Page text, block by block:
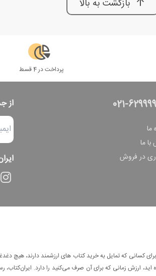
بازگشت به بالا
پرداخت در 4 قسط
021-
ما
ما
در فروش
از
کسانی که تمایل به خرید کتاب های ارزشمند دارند، هیچ
ارزش زمانی که برای آن صرف می‌کنید را دارد. ایران‌کتاب،